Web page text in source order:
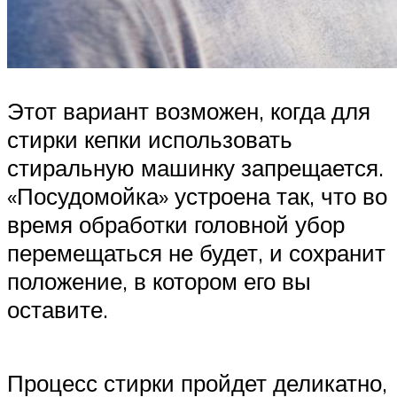
Этот вариант возможен, когда для
стирки кепки использовать
стиральную машинку запрещается.
«Посудомойка» устроена так, что во
время обработки головной убор
перемещаться не будет, и сохранит
положение, в котором его вы
оставите.
Процесс стирки пройдет деликатно,